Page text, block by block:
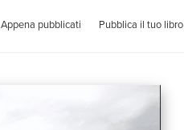
Appena pubblicati Pubblica il tuo libro